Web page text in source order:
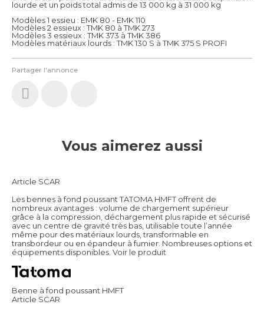
Partager l'annonce
lourde et un poids total admis de 13 000 kg à 31 000 kg
Modèles 1 essieu : EMK 80 - EMK 110
Modèles 2 essieux : TMK 80 à TMK 273
Modèles 3 essieux : TMK 373 à TMK 386
Modèles matériaux lourds : TMK 130 S à TMK 375 S PROFI
Vous aimerez aussi
Article SCAR
Les bennes à fond poussant TATOMA HMFT offrent de
nombreux avantages : volume de chargement supérieur
grâce à la compression, déchargement plus rapide et sécurisé
avec un centre de gravité très bas, utilisable toute l’année
même pour des matériaux lourds, transformable en
transbordeur ou en épandeur à fumier. Nombreuses options et
équipements disponibles. Voir le produit
Benne à fond poussant HMFT
Article SCAR